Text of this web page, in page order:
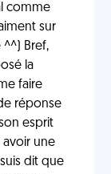
comme
sur
Bref,
la
faire
réponse
esprit
une
dit que